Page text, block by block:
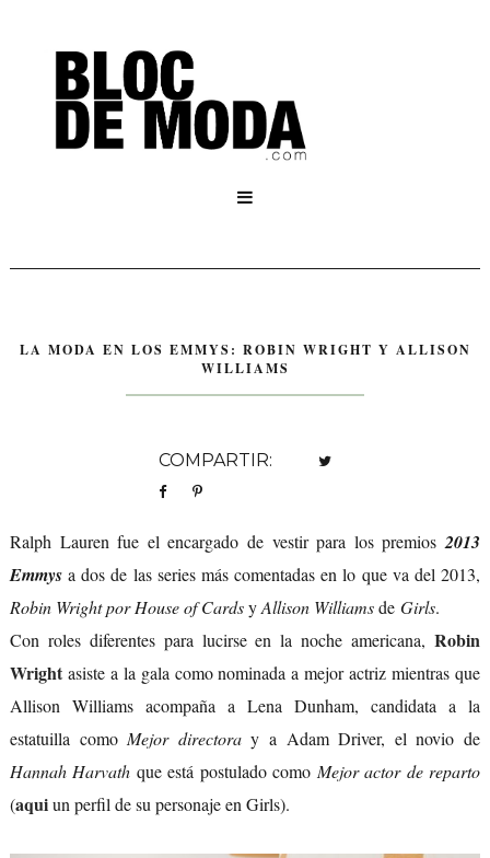

LA MODA EN LOS EMMYS: ROBIN WRIGHT Y ALLISON
WILLIAMS
COMPARTIR:
Ralph Lauren fue el encargado de vestir para los premios2013
Emmysa dos de las series más comentadas en lo que va del 2013,
Robin Wright por House of CardsyAllison Williamsde Girls.
Con roles diferentes para lucirse en la noche americana,Robin
Wrightasiste a la gala como nominada a mejor actriz mientras que
Allison Williams acompaña a Lena Dunham, candidata a la
estatuilla comoMejor directoray a Adam Driver, el novio de
Hannah Harvath que está postulado como Mejor actor de reparto
(aquiun perfil de su personaje en Girls).